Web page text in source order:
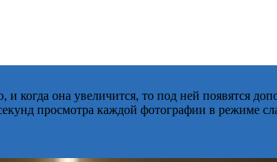
она увеличится, то под ней появятся
просмотра каждой фотографии в режиме